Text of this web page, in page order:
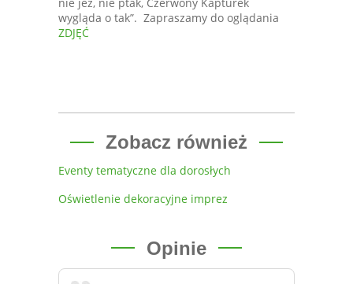
wygląda o tak”. Zapraszamy do oglądania
ZDJĘĆ
Zobacz również
Eventy tematyczne dla dorosłych
Oświetlenie dekoracyjne imprez
Opinie